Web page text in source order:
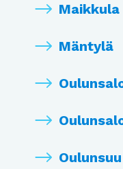
Maikkula
Mäntylä
Oulunsuu